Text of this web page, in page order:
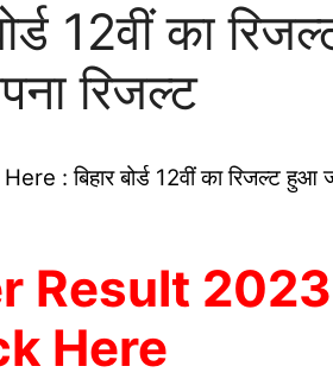
12वीं का
रिजल्ट
बिहार बोर्ड 12वीं का रिजल्ट हुआ
Result
Here